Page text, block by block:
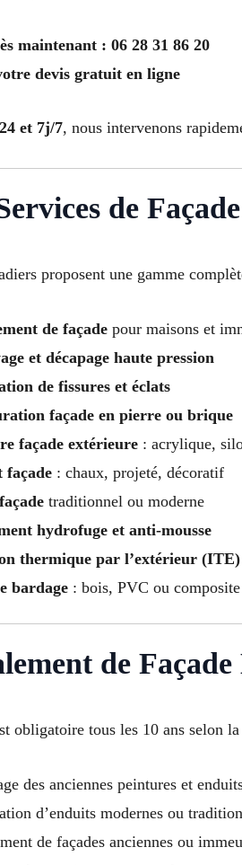
maintenant : 06 28 31 86 20
devis gratuit en ligne
et 7j/7, nous intervenons
de
proposent une gamme
de façade pour maisons et
et décapage haute pression
de fissures et éclats
façade en pierre ou brique
façade extérieure : acrylique,
façade : chaux, projeté, décoratif
traditionnel ou moderne
hydrofuge et anti-mousse
thermique par l’extérieur (ITE)
bardage : bois, PVC ou composite
de
obligatoire tous les 10 ans selon
des anciennes peintures et
d’enduits modernes ou
de façades anciennes ou